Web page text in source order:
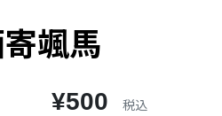
颯馬
¥500 税込